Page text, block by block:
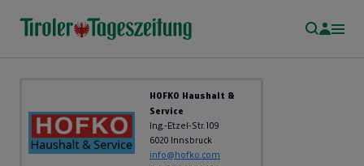
HOFKO Haushalt &
Service
Ing.-Etzel-Str. 109
6020 Innsbruck
info@hofko.com